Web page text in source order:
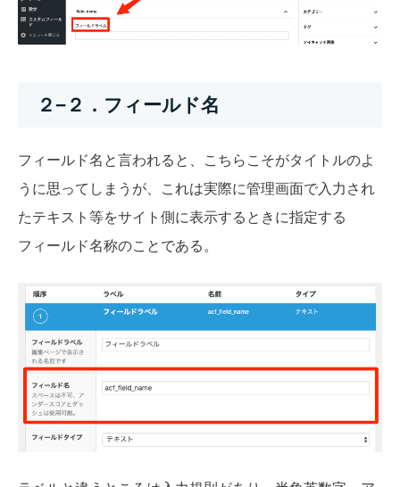
２−２．フィールド名
フィールド名と言われると、こちらこそがタイトルのよ
うに思ってしまうが、これは実際に管理画面で入力され
たテキスト等をサイト側に表示するときに指定する
フィールド名称のことである。